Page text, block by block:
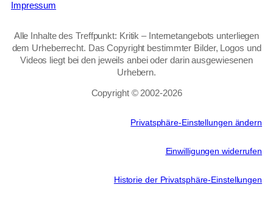
Impressum
Alle Inhalte des Treffpunkt: Kritik – Internetangebots unterliegen
dem Urheberrecht. Das Copyright bestimmter Bilder, Logos und
Videos liegt bei den jeweils anbei oder darin ausgewiesenen
Urhebern.
Copyright © 2002‑2026
Privatsphäre-Einstellungen ändern
Einwilligungen widerrufen
Historie der Privatsphäre-Einstellungen